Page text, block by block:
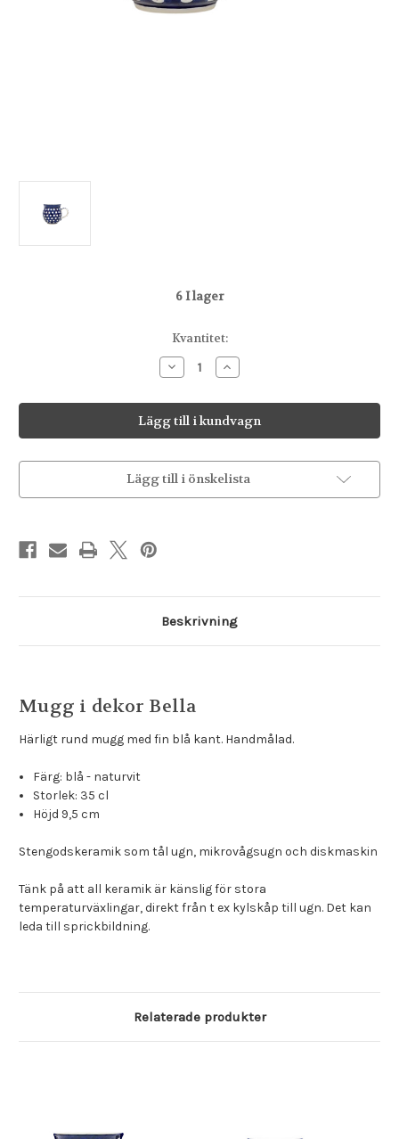
6I lager
Kvantitet:
Minska
antalet
02,
Bella
Öka
antalet
02,
Bella
Lägg till i önskelista
Beskrivning
Mugg i dekor Bella
Härligt rund mugg med fin blå kant. Handmålad.
Färg: blå - naturvit
Storlek: 35 cl
Höjd 9,5 cm
Stengodskeramik som tål ugn, mikrovågsugn och diskmaskin
Tänk på att all keramik är känslig för stora
temperaturväxlingar, direkt från t ex kylskåp till ugn. Det kan
leda till sprickbildning.
Relaterade produkter